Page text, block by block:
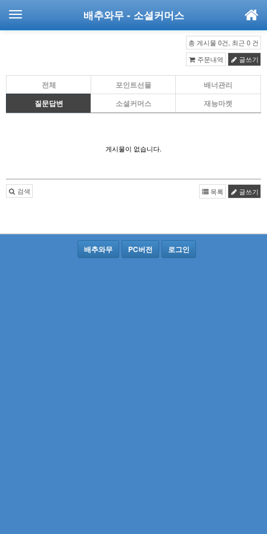
배추와무 - 소셜커머스
총 게시물 0건, 최근 0 건
주문내역
글쓰기
전체 포인트선물
배너관리
질문답변
소셜커머스 재능마켓
게시물이 없습니다.
검색 목록 글쓰기
배추와무 PC버전 로그인